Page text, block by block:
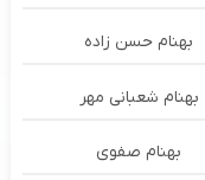
بهنام حسن زاده
بهنام شعبانی مهر
بهنام صفوی